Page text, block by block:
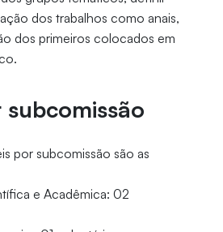
dos trabalhos como anais,
dos primeiros colocados em
subcomissão
por subcomissão são as
e Acadêmica: 02